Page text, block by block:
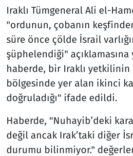
Iraklı Tümgeneral Ali el-
"ordunun, çobanın
süre önce çölde İsrail
şüphelendiği"
haberde, bir Iraklı yetkilinin
bölgesinde yer alan ikinci
doğruladığı" ifade edildi.
Haberde, "Nuhayib’deki
değil ancak Irak’taki diğer
durumu bilinmiyor."